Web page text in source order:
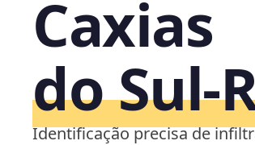
Caxias
do
Identificação precisa de